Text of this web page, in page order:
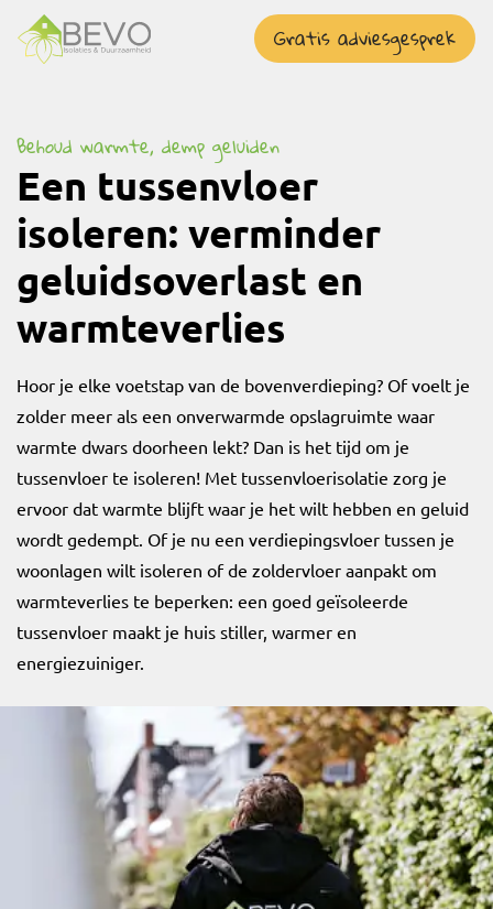
overslaan
Gratis adviesgesprek
Behoud warmte, demp geluiden
Een tussenvloer
isoleren: verminder
geluidsoverlast en
warmteverlies
Hoor je elke voetstap van de bovenverdieping? Of voelt je
zolder meer als een onverwarmde opslagruimte waar
warmte dwars doorheen lekt? Dan is het tijd om je
tussenvloer te isoleren! Met tussenvloerisolatie zorg je
ervoor dat warmte blijft waar je het wilt hebben en geluid
wordt gedempt. Of je nu een verdiepingsvloer tussen je
woonlagen wilt isoleren of de zoldervloer aanpakt om
warmteverlies te beperken: een goed geïsoleerde
tussenvloer maakt je huis stiller, warmer en
energiezuiniger.